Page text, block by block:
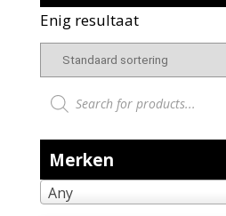
Enig resultaat
Producten zoeken
Merken
Any